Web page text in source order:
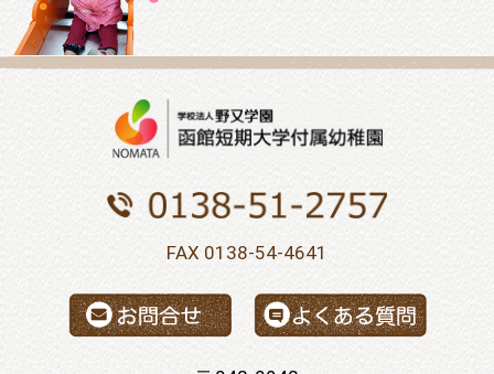
FAX 0138-54-4641